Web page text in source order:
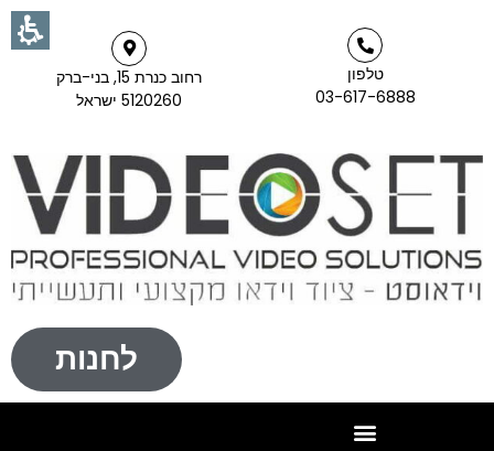
טלפון
03-617-6888
רחוב כנרת 15, בני-ברק
5120260 ישראל
לחנות